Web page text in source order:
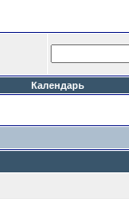
Календарь